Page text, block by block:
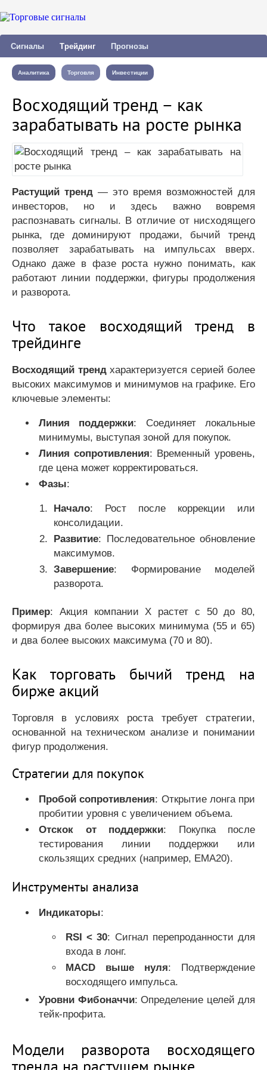
Сигналы Трейдинг Прогнозы
Аналитика Торговля Инвестиции
Восходящий тренд – как
зарабатывать на росте рынка
Растущий тренд — это время возможностей для
инвесторов, но и здесь важно вовремя
распознавать сигналы. В отличие от нисходящего
рынка, где доминируют продажи, бычий тренд
позволяет зарабатывать на импульсах вверх.
Однако даже в фазе роста нужно понимать, как
работают линии поддержки, фигуры продолжения
и разворота.
Что такое восходящий тренд в
трейдинге
Восходящий трендхарактеризуется серией более
высоких максимумов и минимумов на графике. Его
ключевые элементы:
Линия поддержки: Соединяет локальные
минимумы, выступая зоной для покупок.
Линия сопротивления: Временный уровень,
где цена может корректироваться.
Фазы:
Начало: Рост после коррекции или
консолидации.
Развитие: Последовательное обновление
максимумов.
Завершение: Формирование моделей
разворота.
Пример: Акция компании X растет с 50 до 80,
формируя два более высоких минимума (55 и 65)
и два более высоких максимума (70 и 80).
Как торговать бычий тренд на
бирже акций
Торговля в условиях роста требует стратегии,
основанной на техническом анализе и понимании
фигур продолжения.
Стратегии для покупок
Пробой сопротивления: Открытие лонга при
пробитии уровня с увеличением объема.
Отскок от поддержки: Покупка после
тестирования линии поддержки или
скользящих средних (например, EMA20).
Инструменты анализа
Индикаторы:
RSI < 30: Сигнал перепроданности для
входа в лонг.
MACD выше нуля: Подтверждение
восходящего импульса.
Уровни Фибоначчи: Определение целей для
тейк-профита.
Модели разворота восходящего